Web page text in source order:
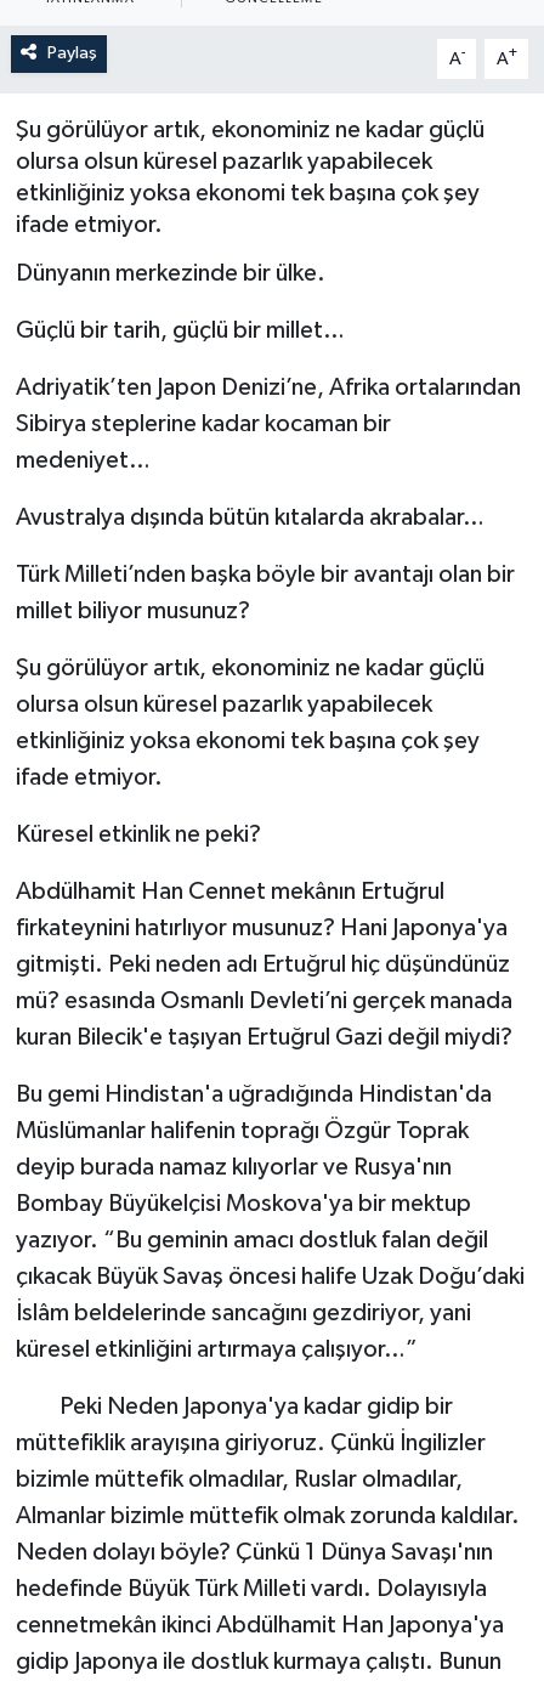
Paylaş A- A+
Şu görülüyor artık, ekonominiz ne kadar güçlü
olursa olsun küresel pazarlık yapabilecek
etkinliğiniz yoksa ekonomi tek başına çok şey
ifade etmiyor.
Dünyanın merkezinde bir ülke.
Güçlü bir tarih, güçlü bir millet…
Adriyatik’ten Japon Denizi’ne, Afrika ortalarından
Sibirya steplerine kadar kocaman bir
medeniyet…
Avustralya dışında bütün kıtalarda akrabalar…
Türk Milleti’nden başka böyle bir avantajı olan bir
millet biliyor musunuz?
Şu görülüyor artık, ekonominiz ne kadar güçlü
olursa olsun küresel pazarlık yapabilecek
etkinliğiniz yoksa ekonomi tek başına çok şey
ifade etmiyor.
Küresel etkinlik ne peki?
Abdülhamit Han Cennet mekânın Ertuğrul
firkateynini hatırlıyor musunuz? Hani Japonya'ya
gitmişti. Peki neden adı Ertuğrul hiç düşündünüz
mü? esasında Osmanlı Devleti’ni gerçek manada
kuran Bilecik'e taşıyan Ertuğrul Gazi değil miydi?
Bu gemi Hindistan'a uğradığında Hindistan'da
Müslümanlar halifenin toprağı Özgür Toprak
deyip burada namaz kılıyorlar ve Rusya'nın
Bombay Büyükelçisi Moskova'ya bir mektup
yazıyor. “Bu geminin amacı dostluk falan değil
çıkacak Büyük Savaş öncesi halife Uzak Doğu’daki
İslâm beldelerinde sancağını gezdiriyor, yani
küresel etkinliğini artırmaya çalışıyor…”
Peki Neden Japonya'ya kadar gidip bir
müttefiklik arayışına giriyoruz. Çünkü İngilizler
bizimle müttefik olmadılar, Ruslar olmadılar,
Almanlar bizimle müttefik olmak zorunda kaldılar.
Neden dolayı böyle? Çünkü 1 Dünya Savaşı'nın
hedefinde Büyük Türk Milleti vardı. Dolayısıyla
cennetmekân ikinci Abdülhamit Han Japonya'ya
gidip Japonya ile dostluk kurmaya çalıştı. Bunun
ÖZEL HABER
SPOR
TARİH